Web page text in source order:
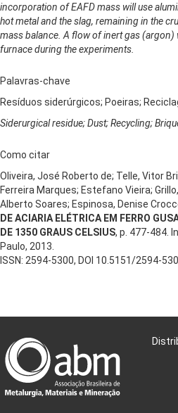
incorporation of EAFD mass will use
hot metal and the slag, remaining in the
mass balance. A flow of inert gas (argon)
furnace during the experiments.
Palavras-chave
Resíduos siderúrgicos; Poeiras;
Siderurgical residue; Dust; Recycling;
Como citar
Oliveira, José Roberto de; Telle, Vitor
Ferreira Marques; Estefano Vieira;
Alberto Soares; Espinosa, Denise
DE ACIARIA ELÉTRICA EM FERRO
DE 1350 GRAUS CELSIUS, p. 477-484.
Paulo, 2013.
ISSN: 2594-5300, DOI 10.5151/2594-